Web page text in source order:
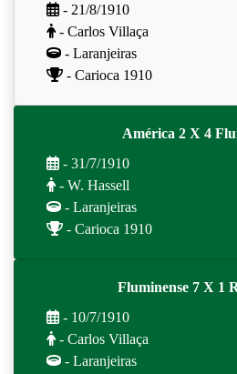
- 21/8/1910
- Carlos Villaça
- Laranjeiras
- Carioca 1910
América 2 X 4
- 31/7/1910
- W. Hassell
- Laranjeiras
- Carioca 1910
Fluminense 7 X 1
- 10/7/1910
- Carlos Villaça
- Laranjeiras